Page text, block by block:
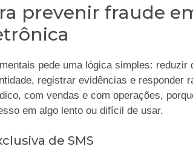
prevenir fraude
pede uma lógica simples: reduzir
registrar evidências e responder
com vendas e com operações,
em algo lento ou difícil de usar.
de SMS